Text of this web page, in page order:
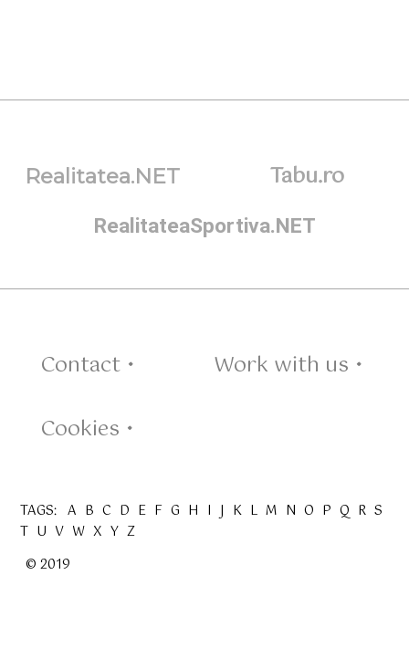
Realitatea.NET Tabu.ro
RealitateaSportiva.NET
Contact •
Work with us •
Cookies •
TAGS: A B C D E F G H I J K L M N O P Q R S
T U V W X Y Z
© 2019